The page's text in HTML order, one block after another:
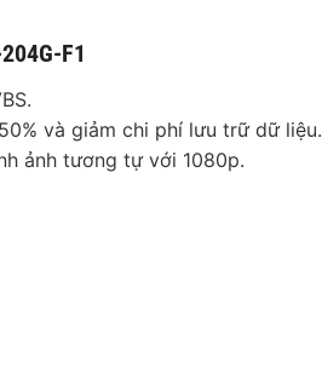
F1
và giảm chi phí lưu trữ dữ liệu.
ảnh tương tự với 1080p.